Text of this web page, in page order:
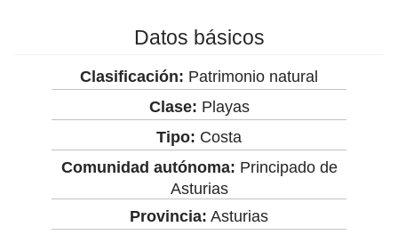
Datos básicos
Clasificación: Patrimonio natural
Clase: Playas
Tipo: Costa
Comunidad autónoma: Principado de
Asturias
Provincia: Asturias